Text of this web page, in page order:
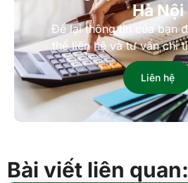
Hà Nội
Để lại thông tin của bạn
thể liên hệ và tư vấn chi
Liên hệ
Bài viết liên quan: